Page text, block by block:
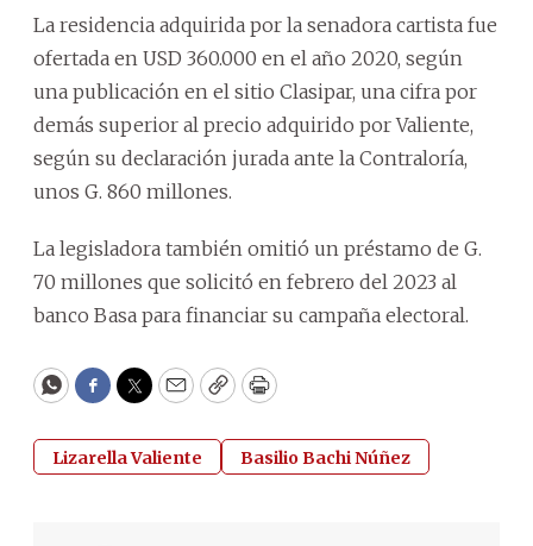
La residencia adquirida por la senadora cartista fue
ofertada en USD 360.000 en el año 2020, según
una publicación en el sitio Clasipar, una cifra por
demás superior al precio adquirido por Valiente,
según su declaración jurada ante la Contraloría,
unos G. 860 millones.
La legisladora también omitió un préstamo de G.
70 millones que solicitó en febrero del 2023 al
banco Basa para financiar su campaña electoral.
WhatsApp
Facebook
Twitter
EmailCopyPrint
Lizarella Valiente Basilio Bachi Núñez